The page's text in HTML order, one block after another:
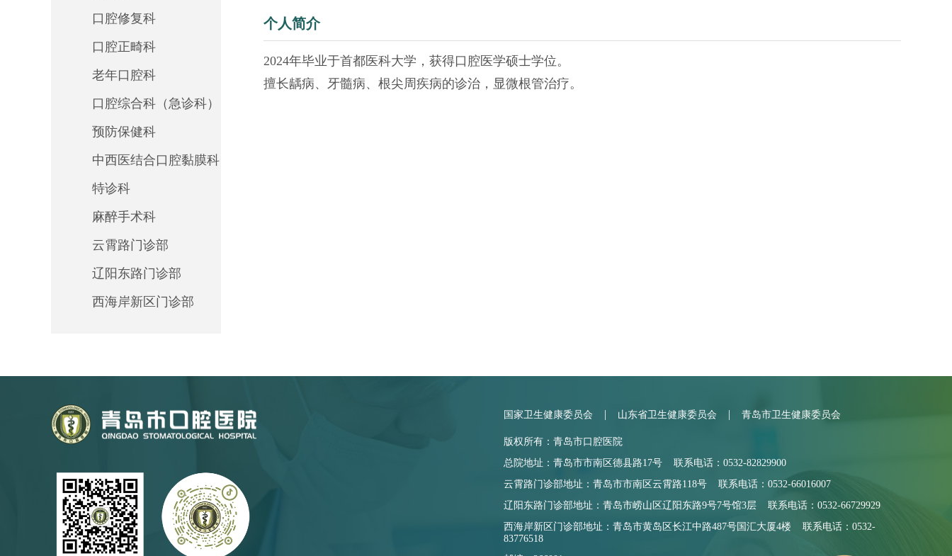
口腔修复科
口腔正畸科
老年口腔科
口腔综合科（急诊科）
预防保健科
中西医结合口腔黏膜科
特诊科
麻醉手术科
云霄路门诊部
辽阳东路门诊部
西海岸新区门诊部
个人简介
2024年毕业于首都医科大学，获得口腔医学硕士学位。
擅长龋病、牙髓病、根尖周疾病的诊治，显微根管治疗。
国家卫生健康委员会 | 山东省卫生健康委员会 | 青岛市卫生健康委员会
版权所有：青岛市口腔医院
总院地址：青岛市市南区德县路17号 联系电话：0532-82829900
云霄路门诊部地址：青岛市市南区云霄路118号 联系电话：0532-66016007
辽阳东路门诊部地址：青岛市崂山区辽阳东路9号7号馆3层 联系电话：0532-66729929
西海岸新区门诊部地址：青岛市黄岛区长江中路487号国汇大厦4楼 联系电话：0532-
83776518